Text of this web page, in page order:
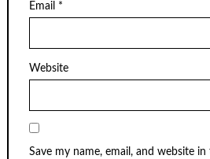
Email *
Website
Save my name, email, and website